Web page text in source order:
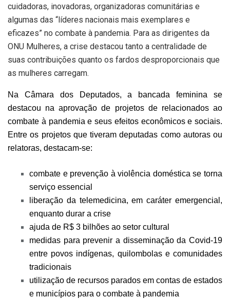
cuidadoras, inovadoras, organizadoras comunitárias e
algumas das “líderes nacionais mais exemplares e
eficazes” no combate à pandemia. Para as dirigentes da
ONU Mulheres, a crise destacou tanto a centralidade de
suas contribuições quanto os fardos desproporcionais que
as mulheres carregam.
Na Câmara dos Deputados, a bancada feminina se
destacou na aprovação de projetos de relacionados ao
combate à pandemia e seus efeitos econômicos e sociais.
Entre os projetos que tiveram deputadas como autoras ou
relatoras, destacam-se:
combate e prevenção à violência doméstica se torna
serviço essencial
liberação da telemedicina, em caráter emergencial,
enquanto durar a crise
ajuda de R$ 3 bilhões ao setor cultural
medidas para prevenir a disseminação da Covid-19
entre povos indígenas, quilombolas e comunidades
tradicionais
utilização de recursos parados em contas de estados
e municípios para o combate à pandemia